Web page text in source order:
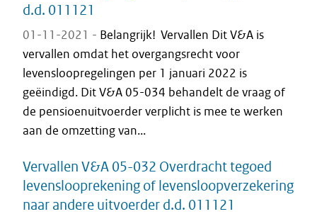
d.d. 011121
01-11-2021 - Belangrijk! Vervallen Dit V&A is
vervallen omdat het overgangsrecht voor
levensloopregelingen per 1 januari 2022 is
geëindigd. Dit V&A 05-034 behandelt de vraag of
de pensioenuitvoerder verplicht is mee te werken
aan de omzetting van...
Vervallen V&A 05-032 Overdracht tegoed
levenslooprekening of levensloopverzekering
naar andere uitvoerder d.d. 011121